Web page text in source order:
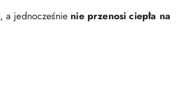
, a jednocześnie nie przenosi ciepła na